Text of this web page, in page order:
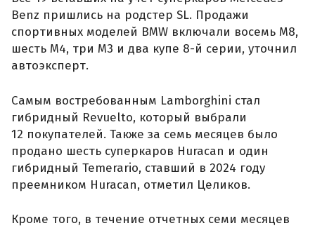
Benz пришлись на родстер SL. Продажи
спортивных моделей BMW включали восемь M8,
шесть M4, три M3 и два купе 8-й серии, уточнил
автоэксперт.
Самым востребованным Lamborghini стал
гибридный Revuelto, который выбрали
12 покупателей. Также за семь месяцев было
продано шесть суперкаров Huracan и один
гибридный Temerario, ставший в 2024 году
преемником Huracan, отметил Целиков.
Кроме того, в течение отчетных семи месяцев